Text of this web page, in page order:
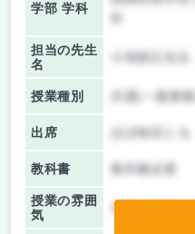
学部 学科
担当の先生
名
授業種別 共通(一般教養)
出席 ほぼ毎回とる
教科書 教科書必要
授業の雰囲
気